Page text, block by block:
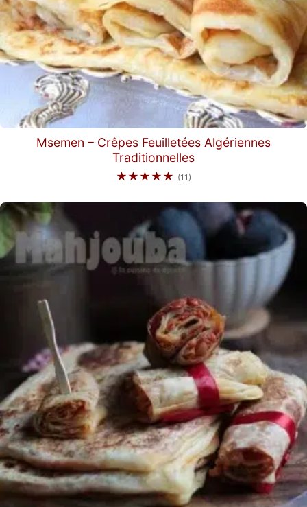
Msemen – Crêpes Feuilletées Algériennes
Traditionnelles
★★★★★ (11)